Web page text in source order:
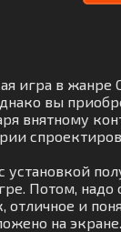
игра в
вы
внятному
Потом,
отличное и
на экране.